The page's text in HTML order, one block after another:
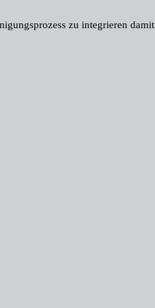
zu integrieren damit